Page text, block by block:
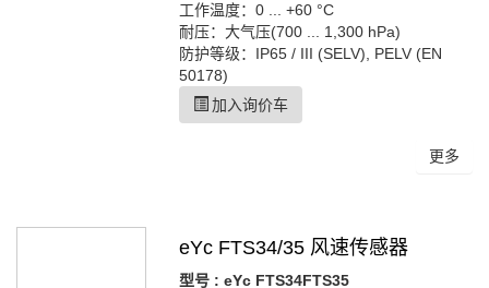
工作温度：0 ... +60 °C
耐压：大气压(700 ... 1,300 hPa)
防护等级：IP65 / III (SELV), PELV (EN
50178)
加入询价车
更多
eYc FTS34/35 风速传感器
型号 : eYc FTS34FTS35